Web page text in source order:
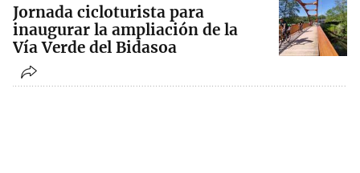
Jornada cicloturista para
inaugurar la ampliación de la
Vía Verde del Bidasoa